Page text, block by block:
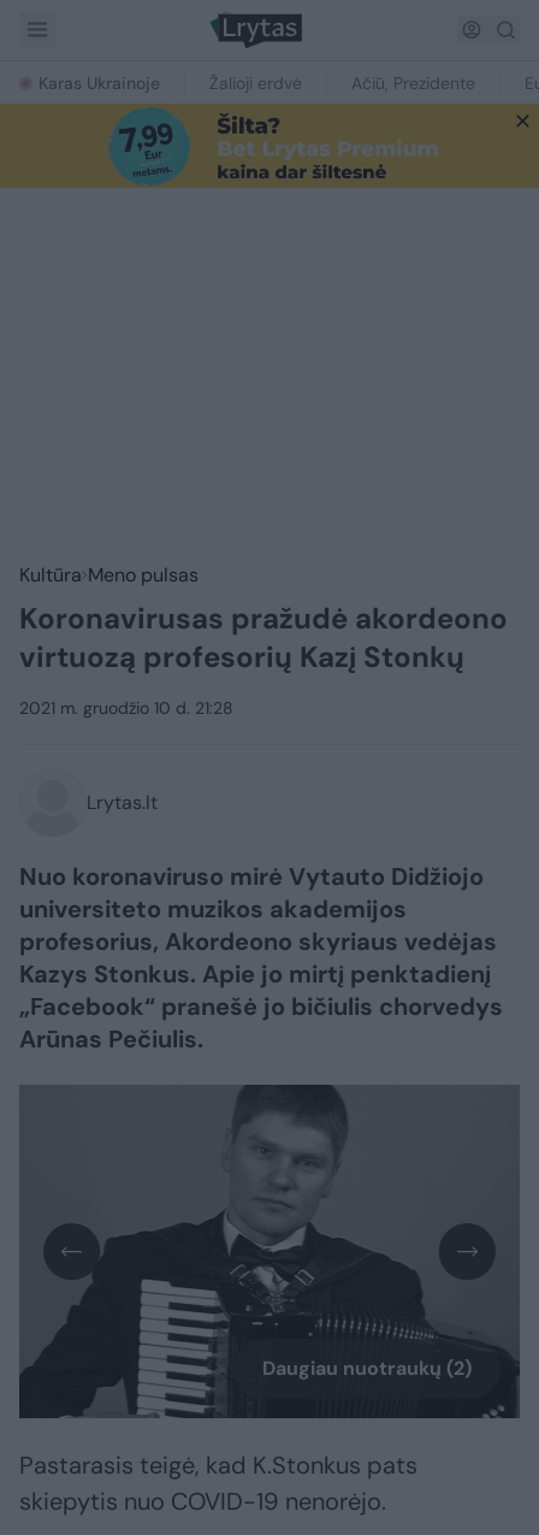
Karas Ukrainoje Žalioji erdvė Ačiū, Prezidente
Kultūra Meno pulsas
Koronavirusas pražudė akordeono
virtuozą profesorių Kazį Stonkų
2021 m. gruodžio 10 d. 21:28
Lrytas.lt
Nuo koronaviruso mirė Vytauto Didžiojo
universiteto muzikos akademijos
profesorius, Akordeono skyriaus vedėjas
Kazys Stonkus. Apie jo mirtį penktadienį
„Facebook“ pranešė jo bičiulis chorvedys
Arūnas Pečiulis.
Daugiau nuotraukų (2)
Pastarasis teigė, kad K.Stonkus pats
skiepytis nuo COVID-19 nenorėjo.